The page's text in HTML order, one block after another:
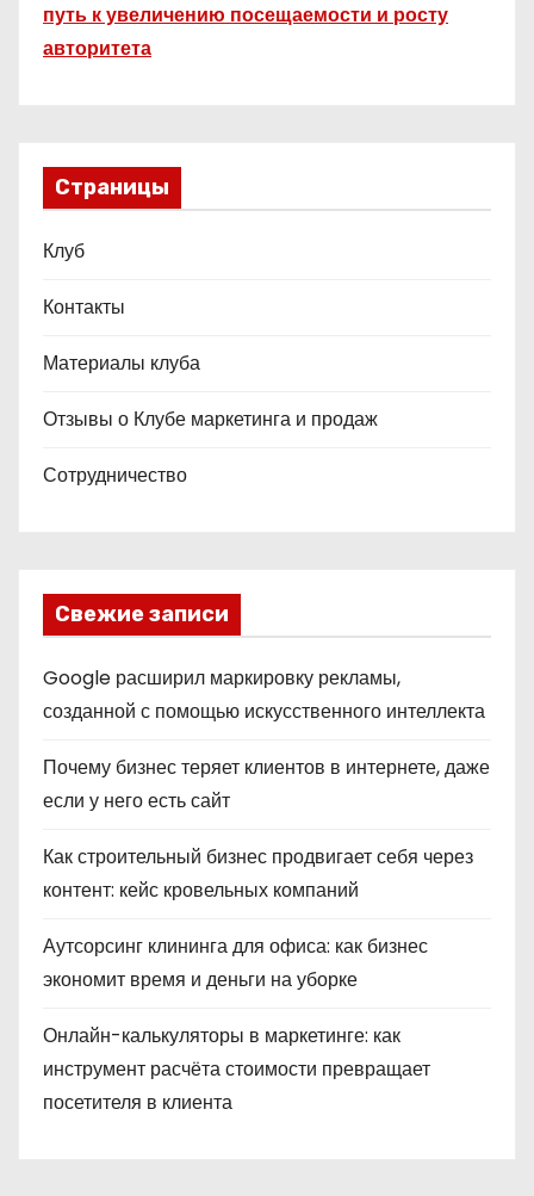
путь к увеличению посещаемости и росту
авторитета
Страницы
Клуб
Контакты
Материалы клуба
Отзывы о Клубе маркетинга и продаж
Сотрудничество
Свежие записи
Google расширил маркировку рекламы,
созданной с помощью искусственного интеллекта
Почему бизнес теряет клиентов в интернете, даже
если у него есть сайт
Как строительный бизнес продвигает себя через
контент: кейс кровельных компаний
Аутсорсинг клининга для офиса: как бизнес
экономит время и деньги на уборке
Онлайн-калькуляторы в маркетинге: как
инструмент расчёта стоимости превращает
посетителя в клиента